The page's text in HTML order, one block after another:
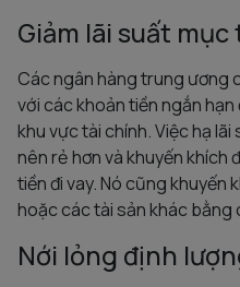
Giảm lãi suất mục
Các ngân hàng trung ương
với các khoản tiền ngắn
khu vực tài chính. Việc hạ
nên rẻ hơn và khuyến khích
tiền đi vay. Nó cũng khuyến
hoặc các tài sản khác bằng
Nới lỏng định